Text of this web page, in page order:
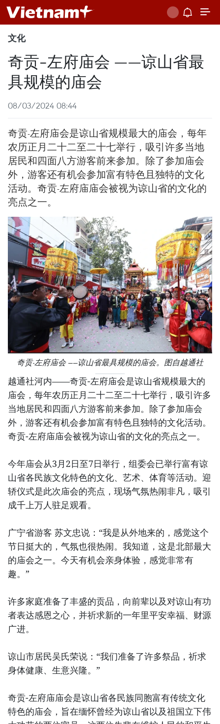
文化
奇贡-左府庙会 ——谅山省最
具规模的庙会
08/03/2024 08:44
奇贡-左府庙会是谅山省规模最大的庙会，每年
农历正月二十二至二十七举行，吸引许多当地
居民和四面八方游客前来参加。除了参加庙会
外，游客还有机会参加富有特色且独特的文化
活动。奇贡-左府庙庙会被视为谅山省的文化的
亮点之一。
奇贡-左府庙会 ——谅山省最具规模的庙会。图自越通社
越通社河内——奇贡-左府庙会是谅山省规模最大的
庙会，每年农历正月二十二至二十七举行，吸引许多
当地居民和四面八方游客前来参加。除了参加庙会
外，游客还有机会参加富有特色且独特的文化活动。
奇贡-左府庙庙会被视为谅山省的文化的亮点之一。
今年庙会从3月2日至7日举行，组委会已举行富有谅
山省各民族文化特色的文化、艺术、体育等活动。迎
轿仪式是此次庙会的亮点，现场气氛热闹非凡，吸引
成千上万人驻足观看。
广宁省游客 苏文忠说：“我是从外地来的，感觉这个
节日挺大的，气氛也很热闹。我知道，这是北部最大
的庙会之一。今天有机会亲身体验，感觉非常有
趣。”
许多家庭准备了丰盛的贡品，向前辈以及对谅山有功
者表达感恩之心，并祈求新的一年里平安幸福、财源
广进。
谅山市居民吴氏荣说：“我们准备了许多祭品，祈求
身体健康、生意兴隆。”
奇贡-左府庙庙会是谅山省各民族同胞富有传统文化
特色的庙会，旨在缅怀曾经为谅山省以及祖国立下伟